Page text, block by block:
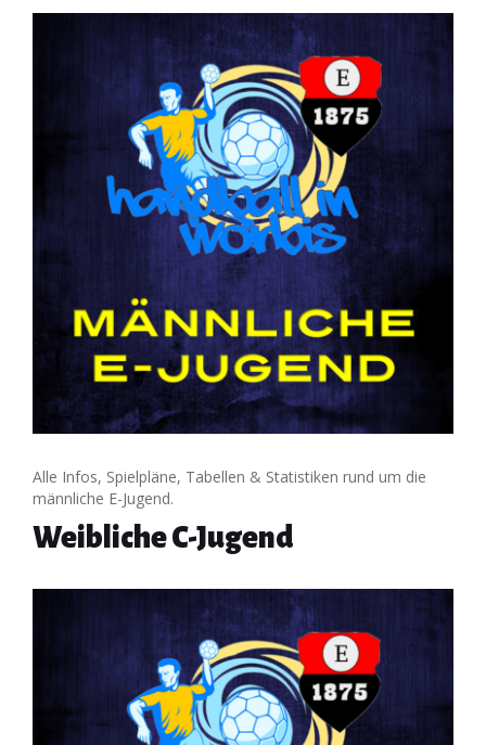
Alle Infos, Spielpläne, Tabellen & Statistiken rund um die
männliche E-Jugend.
Weibliche C-Jugend